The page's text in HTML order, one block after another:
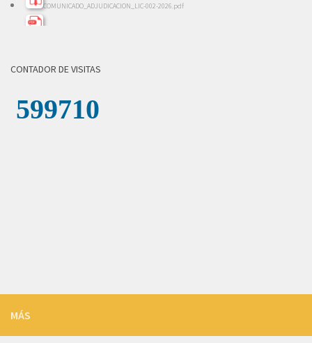
COMUNICADO_ADJUDICACION_LIC-002-2026.pdf
LICITACION_DE_OFERTAS__001-_2026.pdf
CONTADOR DE VISITAS
MÁS